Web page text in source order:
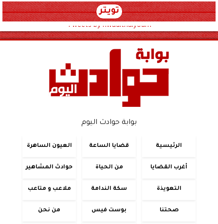
تويتر
Tweets by hwadithalyoum
بوابة حوادث اليوم
الرئيسية قضايا الساعة العيون الساهرة
أغرب القضايا من الحياة حوادث المشاهير
التعويذة سكة الندامة ملاعب و متاعب
صحتنا بوست فيس من نحن